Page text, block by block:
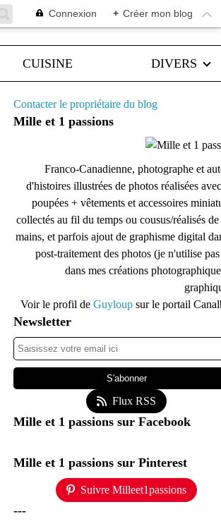
Connexion + Créer mon blog
CUISINE DIVERS
Contacter le propriétaire du blog
Mille et 1 passions
Franco-Canadienne, photographe et
d'histoires illustrées de photos réalisées
poupées + vêtements et accessoires
collectés au fil du temps ou cousus/réalisés de
mains, et parfois ajout de graphisme digital
post-traitement des photos (je n'utilise
dans mes créations
Voir le profil de Guyloup sur le portail
Newsletter
Flux RSS
Mille et 1 passions sur Facebook
Mille et 1 passions sur Pinterest
Suivre Milleet1passions
---